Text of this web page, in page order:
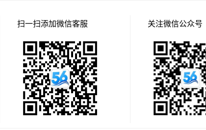
扫一扫添加微信客服 关注微信公众号